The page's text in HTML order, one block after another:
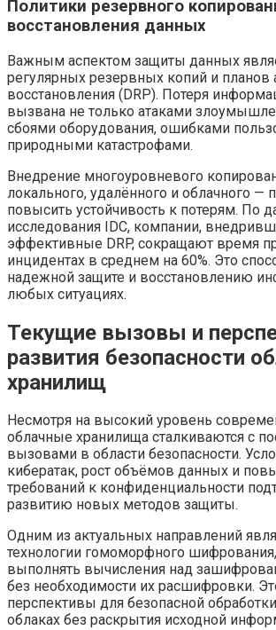
Политики резервного
восстановления данных
Важным аспектом защиты данных
регулярных резервных копий и планов
восстановления (DRP). Потеря
вызвана не только атаками
сбоями оборудования, ошибками
природными катастрофами.
Внедрение многоуровневого
локального, удалённого и облачного —
повысить устойчивость к потерям. По
исследования IDC, компании,
эффективные DRP, сокращают время
инцидентах в среднем на 60%. Это
надежной защите и восстановлению
любых ситуациях.
Текущие вызовы и
развития безопасности
хранилищ
Несмотря на высокий уровень
облачные хранилища сталкиваются с
вызовами в области безопасности.
кибератак, рост объёмов данных и
требований к конфиденциальности
развитию новых методов защиты.
Одним из актуальных направлений
технологии гомоморфного
выполнять вычисления над
без необходимости их расшифровки.
перспективы для безопасной
облаках без раскрытия исходной